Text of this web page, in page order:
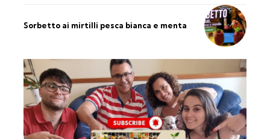
Sorbetto ai mirtilli pesca bianca e menta